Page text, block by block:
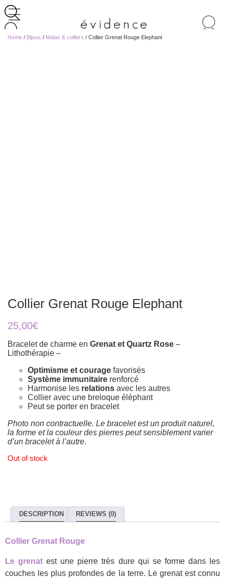
de
Home / Bijoux / Malas & colliers / Collier Grenat Rouge Elephant
Collier Grenat Rouge Elephant
25,00€
Bracelet de charme en Grenat et Quartz Rose –
Lithothérapie –
Optimisme et courage favorisés
Système immunitaire renforcé
Harmonise les relations avec les autres
Collier avec une breloque éléphant
Peut se porter en bracelet
Photo non contractuelle. Le bracelet est un produit naturel,
la forme et la couleur des pierres peut sensiblement varier
d’un bracelet à l’autre.
Out of stock
DESCRIPTION REVIEWS (0)
Collier Grenat Rouge
Le grenat est une pierre très dure qui se forme dans les
couches les plus profondes de la terre. Le grenat est connu